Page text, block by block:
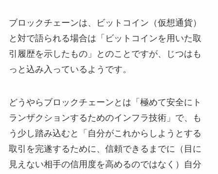
ブロックチェーンは、ビットコイン（仮想通貨）
と対で語られる場合は「ビットコインを用いた取
引履歴を示したもの」とのことですが、じつはも
っと込み入っているようです。
どうやらブロックチェーンとは「極めて安全にト
ランザクションするためのインフラ技術」で、も
う少し踏み込むと「自分がこれからしようとする
取引を完遂するために、信頼できるまでに（目に
見えない相手の信用度を高めるのではなく）自分